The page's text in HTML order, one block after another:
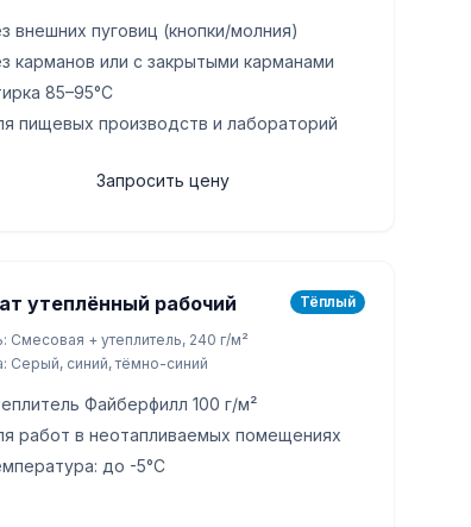
внешних пуговиц (кнопки/молния)
карманов или с закрытыми карманами
85–95°C
пищевых производств и лабораторий
Запросить цену
утеплённый рабочий Тёплый
Смесовая + утеплитель, 240 г/м²
Серый, синий, тёмно-синий
Файберфилл 100 г/м²
работ в неотапливаемых помещениях
до -5°C